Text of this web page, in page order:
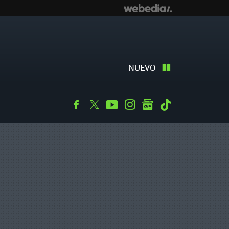
NUEVO
Facebook
TwitterYoutubeInstagramgooglenews